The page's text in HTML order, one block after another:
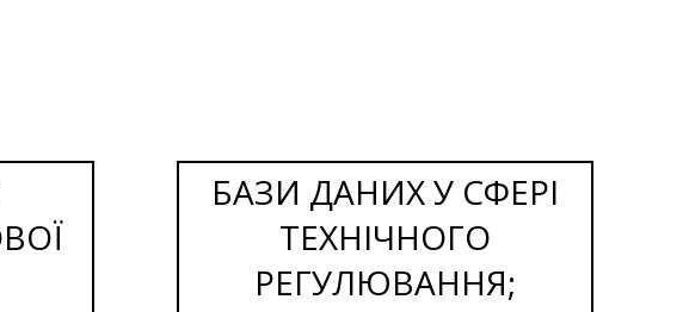
БАЗИ ДАНИХ У СФЕРІ
ТЕХНІЧНОГО
РЕГУЛЮВАННЯ;